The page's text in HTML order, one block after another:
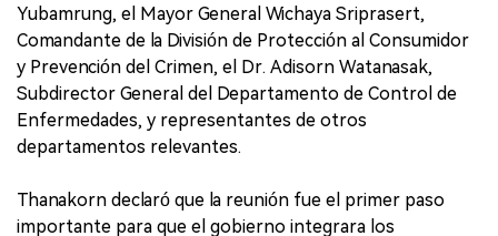
Yubamrung, el Mayor General Wichaya Sriprasert,
Comandante de la División de Protección al Consumidor
y Prevención del Crimen, el Dr. Adisorn Watanasak,
Subdirector General del Departamento de Control de
Enfermedades, y representantes de otros
departamentos relevantes.
Thanakorn declaró que la reunión fue el primer paso
importante para que el gobierno integrara los